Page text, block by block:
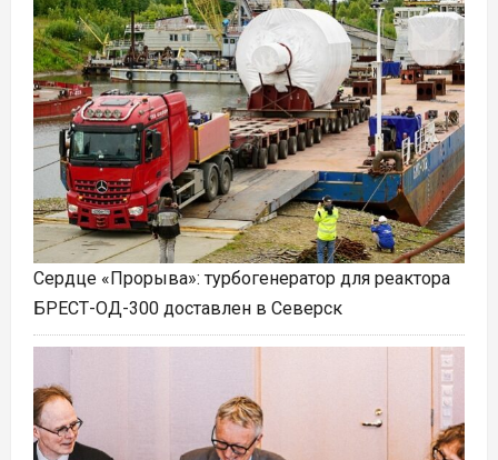
Сердце «Прорыва»: турбогенератор для реактора
БРЕСТ-ОД-300 доставлен в Северск